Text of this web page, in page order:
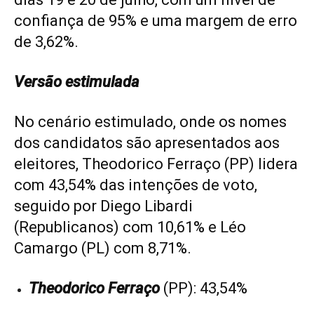
confiança de 95% e uma margem de erro
de 3,62%.
Versão estimulada
No cenário estimulado, onde os nomes
dos candidatos são apresentados aos
eleitores, Theodorico Ferraço (PP) lidera
com 43,54% das intenções de voto,
seguido por Diego Libardi
(Republicanos) com 10,61% e Léo
Camargo (PL) com 8,71%.
Theodorico Ferraço(PP): 43,54%